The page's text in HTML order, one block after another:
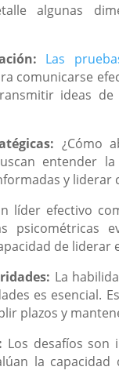
algunas
Las
comunicarse
ideas de
¿Cómo
entender
y liderar
líder efectivo
psicométricas
de
La
es esencial.
plazos y
Los desafíos son
la